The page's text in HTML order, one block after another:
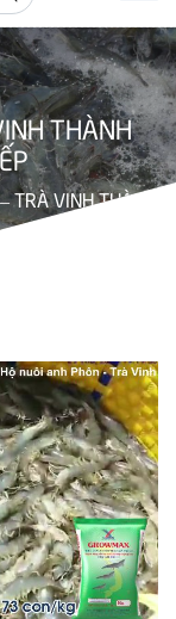
THÀNH
TRÀ VINH THÀNH